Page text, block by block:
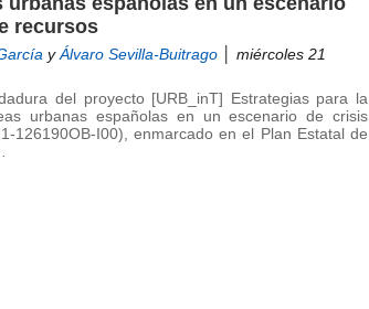
recursos
yÁlvaro Sevilla-Buitrago │ miércoles 21
del proyecto [URB_inT] Estrategias para la
urbanas españolas en un escenario de crisis
126190OB-I00), enmarcado en el Plan Estatal de